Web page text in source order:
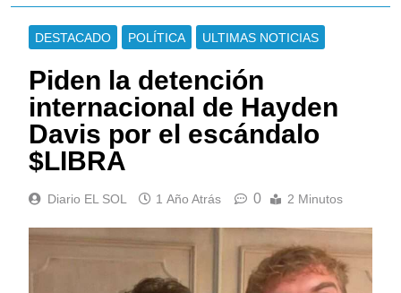
DESTACADO POLÍTICA ULTIMAS NOTICIAS
Piden la detención
internacional de Hayden
Davis por el escándalo
$LIBRA
Diario EL SOL 1 Año Atrás 0 2 Minutos